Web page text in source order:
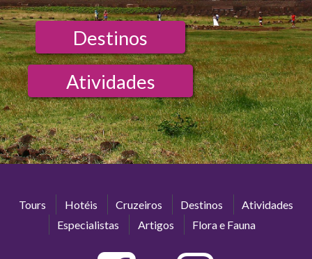
Destinos
Atividades
Tours Hotéis Cruzeiros Destinos
Atividades
Especialistas
Artigos Flora e Fauna